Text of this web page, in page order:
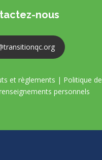
nous
et règlements | Politique de
personnels